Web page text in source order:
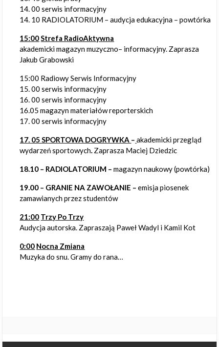
14. 00 serwis informacyjny
14. 10 RADIOLATORIUM – audycja edukacyjna – powtórka
15:00Strefa RadioAktywna
akademicki magazyn muzyczno– informacyjny. Zaprasza
Jakub Grabowski
15:00 Radiowy Serwis Informacyjny
15. 00 serwis informacyjny
16. 00 serwis informacyjny
16.05 magazyn materiałów reporterskich
17. 00 serwis informacyjny
17. 05 SPORTOWA DOGRYWKA – akademicki przegląd
wydarzeń sportowych. Zaprasza Maciej Dziedzic
18.10 – RADIOLATORIUM –magazyn naukowy (powtórka)
19.00 – GRANIE NA ZAWOŁANIE –emisja piosenek
zamawianych przez studentów
21:00 Trzy Po Trzy
Audycja autorska. Zapraszają Paweł Wadyl i Kamil Kot
0:00 Nocna Zmiana
Muzyka do snu. Gramy do rana…